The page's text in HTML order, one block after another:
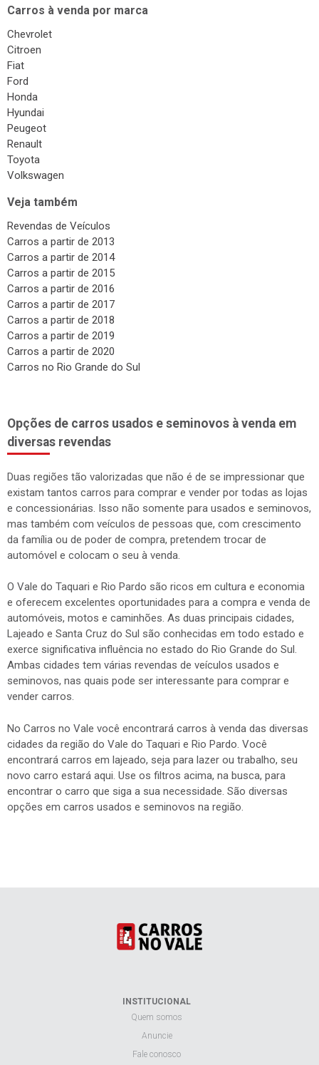
Carros à venda por marca
Chevrolet
Citroen
Fiat
Ford
Honda
Hyundai
Peugeot
Renault
Toyota
Volkswagen
Veja também
Revendas de Veículos
Carros a partir de 2013
Carros a partir de 2014
Carros a partir de 2015
Carros a partir de 2016
Carros a partir de 2017
Carros a partir de 2018
Carros a partir de 2019
Carros a partir de 2020
Carros no Rio Grande do Sul
Opções de carros usados e seminovos à venda em
diversas revendas
Duas regiões tão valorizadas que não é de se impressionar que
existam tantos carros para comprar e vender por todas as lojas
e concessionárias. Isso não somente para usados e seminovos,
mas também com veículos de pessoas que, com crescimento
da família ou de poder de compra, pretendem trocar de
automóvel e colocam o seu à venda.
O Vale do Taquari e Rio Pardo são ricos em cultura e economia
e oferecem excelentes oportunidades para a compra e venda de
automóveis, motos e caminhões. As duas principais cidades,
Lajeado e Santa Cruz do Sul são conhecidas em todo estado e
exerce significativa influência no estado do Rio Grande do Sul.
Ambas cidades tem várias revendas de veículos usados e
seminovos, nas quais pode ser interessante para comprar e
vender carros.
No Carros no Vale você encontrará carros à venda das diversas
cidades da região do Vale do Taquari e Rio Pardo. Você
encontrará carros em lajeado, seja para lazer ou trabalho, seu
novo carro estará aqui. Use os filtros acima, na busca, para
encontrar o carro que siga a sua necessidade. São diversas
opções em carros usados e seminovos na região.
INSTITUCIONAL
Quem somos
Anuncie
Fale conosco